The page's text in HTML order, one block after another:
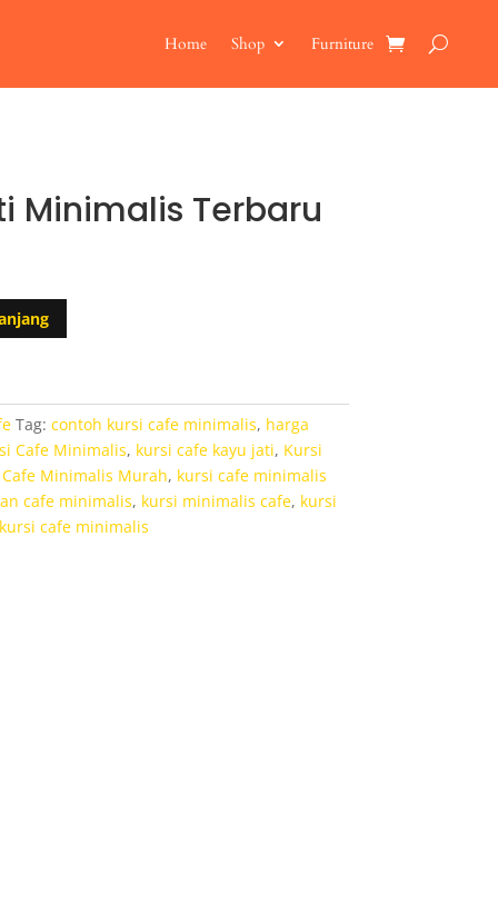
Home Shop Furniture
Minimalis Terbaru
Tag: contoh kursi cafe minimalis, harga
Cafe Minimalis, kursi cafe kayu jati, Kursi
Minimalis Murah, kursi cafe minimalis
cafe minimalis, kursi minimalis cafe, kursi
cafe minimalis